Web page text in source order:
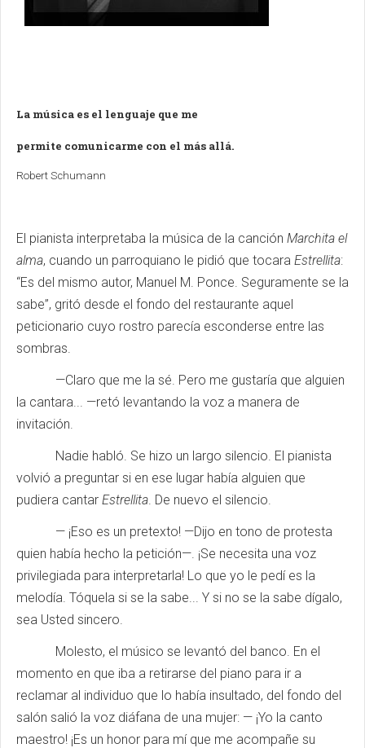
La música es el lenguaje que me
permite comunicarme con el más allá.
Robert Schumann
El pianista interpretaba la música de la canción Marchita el
alma, cuando un parroquiano le pidió que tocara Estrellita:
“Es del mismo autor, Manuel M. Ponce. Seguramente se la
sabe”, gritó desde el fondo del restaurante aquel
peticionario cuyo rostro parecía esconderse entre las
sombras.
—Claro que me la sé. Pero me gustaría que alguien
la cantara... —retó levantando la voz a manera de
invitación.
Nadie habló. Se hizo un largo silencio. El pianista
volvió a preguntar si en ese lugar había alguien que
pudiera cantar Estrellita. De nuevo el silencio.
— ¡Eso es un pretexto! —Dijo en tono de protesta
quien había hecho la petición—. ¡Se necesita una voz
privilegiada para interpretarla! Lo que yo le pedí es la
melodía. Tóquela si se la sabe... Y si no se la sabe dígalo,
sea Usted sincero.
Molesto, el músico se levantó del banco. En el
momento en que iba a retirarse del piano para ir a
reclamar al individuo que lo había insultado, del fondo del
salón salió la voz diáfana de una mujer: — ¡Yo la canto
maestro! ¡Es un honor para mí que me acompañe su